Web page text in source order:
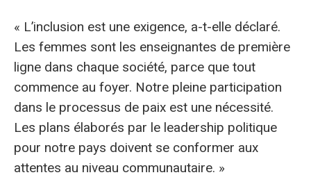
« L’inclusion est une exigence, a-t-elle déclaré.
Les femmes sont les enseignantes de première
ligne dans chaque société, parce que tout
commence au foyer. Notre pleine participation
dans le processus de paix est une nécessité.
Les plans élaborés par le leadership politique
pour notre pays doivent se conformer aux
attentes au niveau communautaire. »